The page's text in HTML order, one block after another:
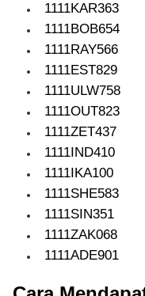
1111KAR363
1111BOB654
1111RAY566
1111EST829
1111ULW758
1111OUT823
1111ZET437
1111IND410
1111IKA100
1111SHE583
1111SIN351
1111ZAK068
1111ADE901